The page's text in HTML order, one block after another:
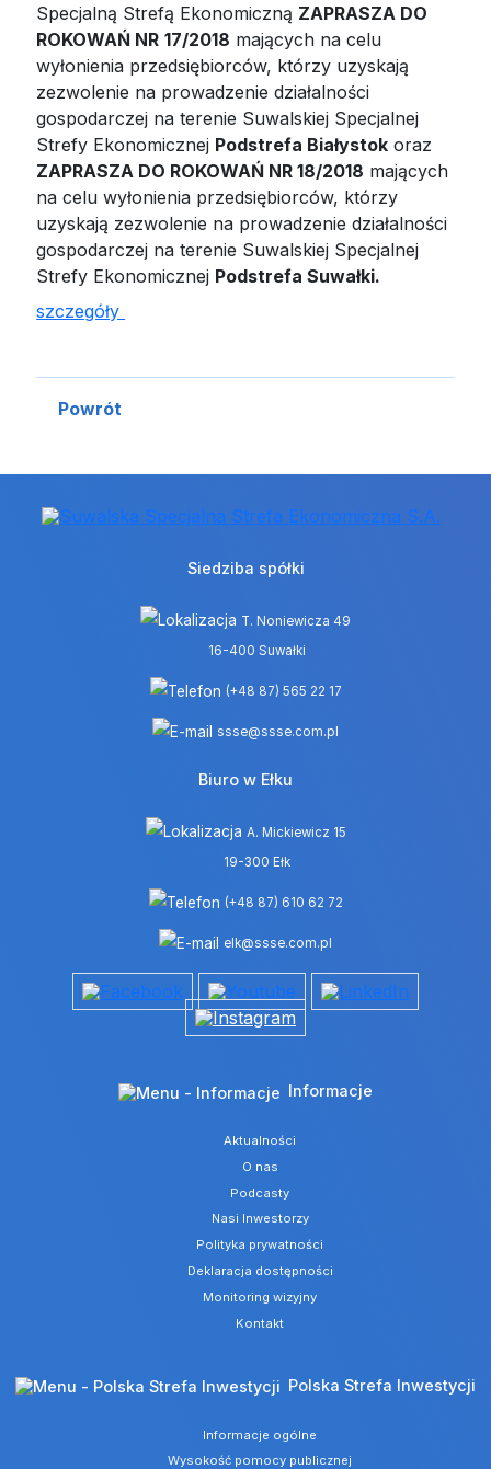
Specjalną Strefą Ekonomiczną ZAPRASZA DO
ROKOWAŃ NR 17/2018 mających na celu
wyłonienia przedsiębiorców, którzy uzyskają
zezwolenie na prowadzenie działalności
gospodarczej na terenie Suwalskiej Specjalnej
Strefy Ekonomicznej Podstrefa Białystok oraz
ZAPRASZA DO ROKOWAŃ NR 18/2018 mających
na celu wyłonienia przedsiębiorców, którzy
uzyskają zezwolenie na prowadzenie działalności
gospodarczej na terenie Suwalskiej Specjalnej
Strefy Ekonomicznej Podstrefa Suwałki.
szczegóły
Powrót
Siedziba spółki
T. Noniewicza 49
16-400 Suwałki
(+48 87) 565 22 17
ssse@ssse.com.pl
Biuro w Ełku
A. Mickiewicz 15
19-300 Ełk
(+48 87) 610 62 72
elk@ssse.com.pl
Informacje
Aktualności
O nas
Podcasty
Nasi Inwestorzy
Polityka prywatności
Deklaracja dostępności
Monitoring wizyjny
Kontakt
Polska Strefa Inwestycji
Informacje ogólne
Wysokość pomocy publicznej